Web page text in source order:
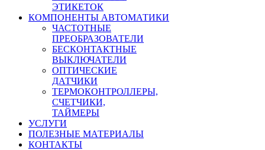
ЭТИКЕТОК
КОМПОНЕНТЫ АВТОМАТИКИ
ЧАСТОТНЫЕ
ПРЕОБРАЗОВАТЕЛИ
БЕСКОНТАКТНЫЕ
ВЫКЛЮЧАТЕЛИ
ОПТИЧЕСКИЕ
ДАТЧИКИ
ТЕРМОКОНТРОЛЛЕРЫ,
СЧЕТЧИКИ,
ТАЙМЕРЫ
УСЛУГИ
ПОЛЕЗНЫЕ МАТЕРИАЛЫ
КОНТАКТЫ